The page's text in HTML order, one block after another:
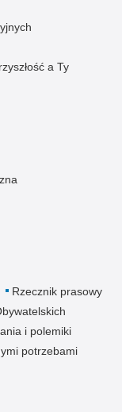
a Ty
Rzecznik prasowy
i polemiki
potrzebami